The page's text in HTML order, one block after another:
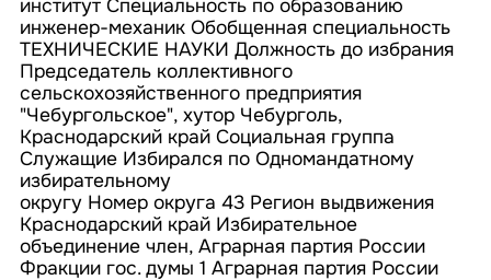
институт Специальность по образованию
инженер-механик Обобщенная специальность
ТЕХНИЧЕСКИЕ НАУКИ Должность до избрания
Председатель коллективного
сельскохозяйственного предприятия
"Чебургольское", хутор Чебурголь,
Краснодарский край Социальная группа
Служащие Избирался по Одномандатному
избирательному
округу Номер округа 43 Регион выдвижения
Краснодарский край Избирательное
объединение член, Аграрная партия России
Фракции гос. думы 1 Аграрная партия России